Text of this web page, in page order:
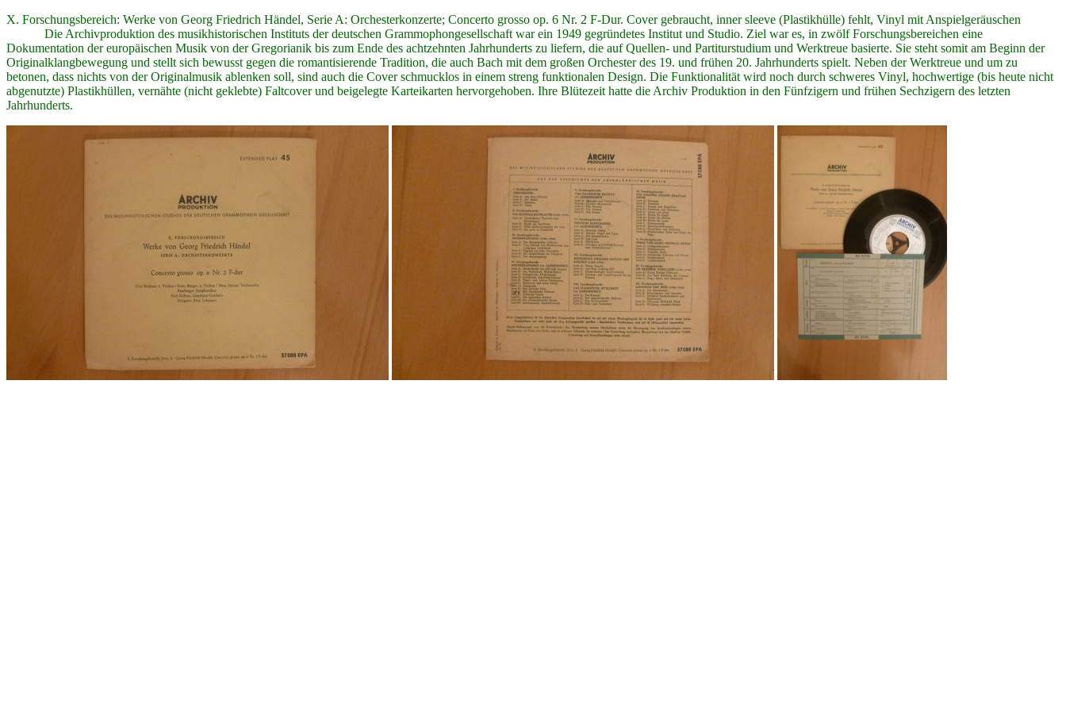
X. Forschungsbereich: Werke von Georg Friedrich Händel, Serie A: Orchesterkonzerte; Concerto grosso op. 6 Nr. 2 F-Dur. Cover gebraucht, inner sleeve (Plastikhülle) fehlt, Vinyl mit Anspielgeräuschen
Die Archivproduktion des musikhistorischen Instituts der deutschen Grammophongesellschaft war ein 1949 gegründetes Institut und Studio. Ziel war es, in zwölf Forschungsbereichen eine
Dokumentation der europäischen Musik von der Gregorianik bis zum Ende des achtzehnten Jahrhunderts zu liefern, die auf Quellen- und Partiturstudium und Werktreue basierte. Sie steht somit am Beginn der
Originalklangbewegung und stellt sich bewusst gegen die romantisierende Tradition, die auch Bach mit dem großen Orchester des 19. und frühen 20. Jahrhunderts spielt. Neben der Werktreue und um zu
betonen, dass nichts von der Originalmusik ablenken soll, sind auch die Cover schmucklos in einem streng funktionalen Design. Die Funktionalität wird noch durch schweres Vinyl, hochwertige (bis heute nicht
abgenutzte) Plastikhüllen, vernähte (nicht geklebte) Faltcover und beigelegte Karteikarten hervorgehoben. Ihre Blütezeit hatte die Archiv Produktion in den Fünfzigern und frühen Sechzigern des letzten
Jahrhunderts.